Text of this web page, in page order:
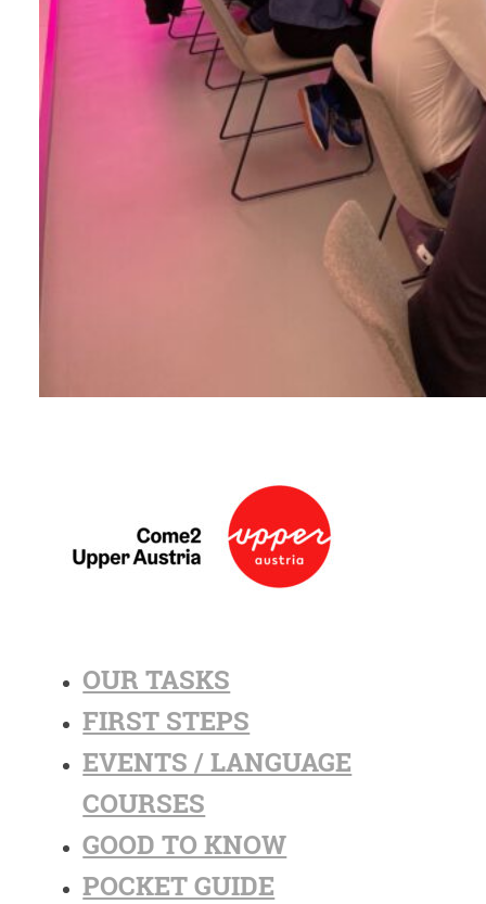
OUR TASKS
FIRST STEPS
EVENTS / LANGUAGE
COURSES
GOOD TO KNOW
POCKET GUIDE